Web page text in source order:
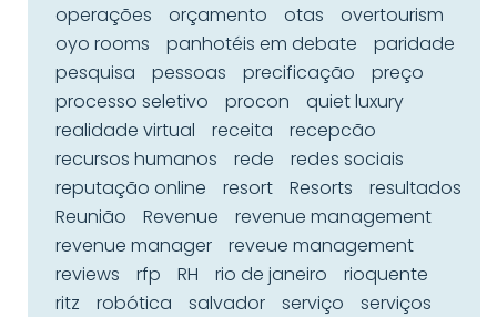
operações
orçamento otas
overtourism
oyo rooms
panhotéis em debate
paridade
pesquisa
pessoas precificação
preço
processo seletivo
procon
quiet luxury
realidade virtual
receita
recepcão
recursos humanos
rede
redes sociais
reputação online
resort Resorts
resultados
Reunião
Revenue
revenue management
revenue manager
reveue management
reviews
rfp RH rio de janeiro
rioquente
ritz
robótica salvador serviço
serviços